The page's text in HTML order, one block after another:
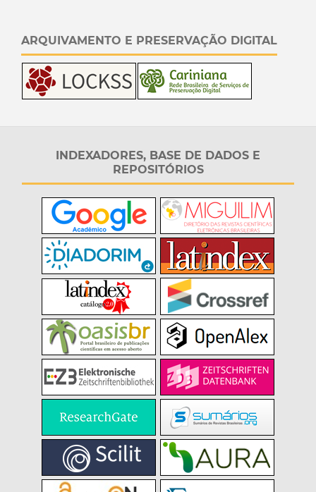
ARQUIVAMENTO E PRESERVAÇÃO DIGITAL
INDEXADORES, BASE DE DADOS E
REPOSITÓRIOS